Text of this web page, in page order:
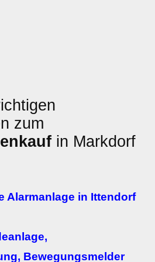
zum
in Markdorf
Alarmanlage in Ittendorf
Bewegungsmelder